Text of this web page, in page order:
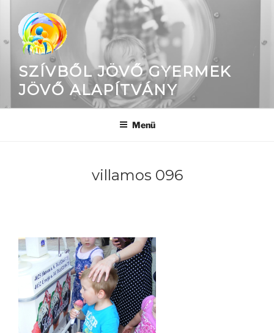
SZÍVBŐL JÖVŐ GYERMEK
JÖVŐ ALAPÍTVÁNY
Menü
villamos 096